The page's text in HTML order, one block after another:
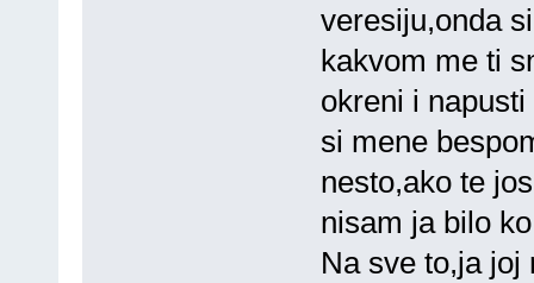
veresiju,onda
kakvom me ti
okreni i
si mene
nesto,ako te
nisam ja bilo
Na sve to,ja joj